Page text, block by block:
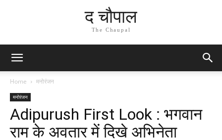
द चौपाल
The Chaupal
Home मनोरंजन
मनोरंजन
Adipurush First Look : भगवान
राम के अवतार में दिखे अभिनेता